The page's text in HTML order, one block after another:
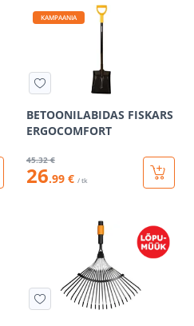
KAMPAANIA
BETOONILABIDAS FISKARS
ERGOCOMFORT
45.32 €
26.99 € / tk